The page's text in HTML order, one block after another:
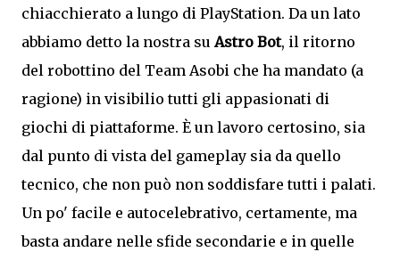
chiacchierato a lungo di PlayStation. Da un lato
abbiamo detto la nostra suAstro Bot, il ritorno
del robottino del Team Asobi che ha mandato (a
ragione) in visibilio tutti gli appasionati di
giochi di piattaforme. È un lavoro certosino, sia
dal punto di vista del gameplay sia da quello
tecnico, che non può non soddisfare tutti i palati.
Un po' facile e autocelebrativo, certamente, ma
basta andare nelle sfide secondarie e in quelle